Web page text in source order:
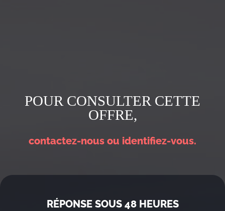
POUR CONSULTER CETTE
OFFRE,
contactez-nous ou identifiez-vous.
RÉPONSE SOUS 48 HEURES